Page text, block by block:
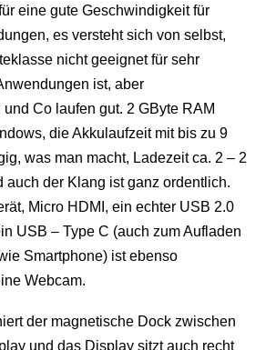
eine gute Geschwindigkeit für
es versteht sich von selbst,
nicht geeignet für sehr
ist, aber
und Co laufen gut. 2 GByte RAM
die Akkulaufzeit mit bis zu 9
was man macht, Ladezeit ca. 2 – 2
auch der Klang ist ganz ordentlich.
Micro HDMI, ein echter USB 2.0
USB – Type C (auch zum Aufladen
Smartphone) ist ebenso
Webcam.
der magnetische Dock zwischen
und das Display sitzt auch recht